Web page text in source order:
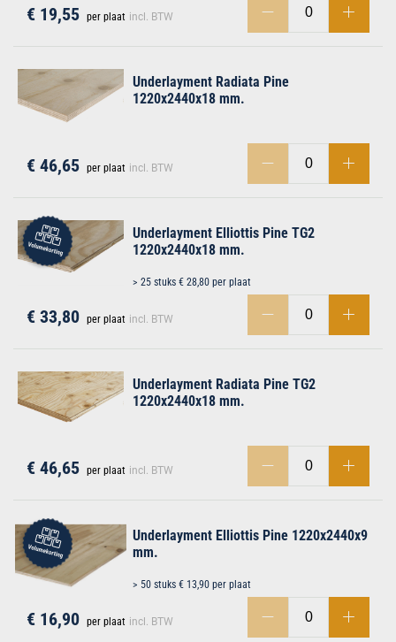
€ 19,55 per plaat incl. BTW
Underlayment Radiata Pine
1220x2440x18 mm.
€ 46,65 per plaat incl. BTW
Underlayment Elliottis Pine TG2
1220x2440x18 mm.
> 25 stuks € 28,80 per plaat
€ 33,80 per plaat incl. BTW
Underlayment Radiata Pine TG2
1220x2440x18 mm.
€ 46,65 per plaat incl. BTW
Underlayment Elliottis Pine 1220x2440x9
mm.
> 50 stuks € 13,90 per plaat
€ 16,90 per plaat incl. BTW